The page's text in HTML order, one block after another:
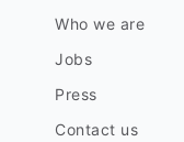
Who we are
Jobs
Press
Contact us